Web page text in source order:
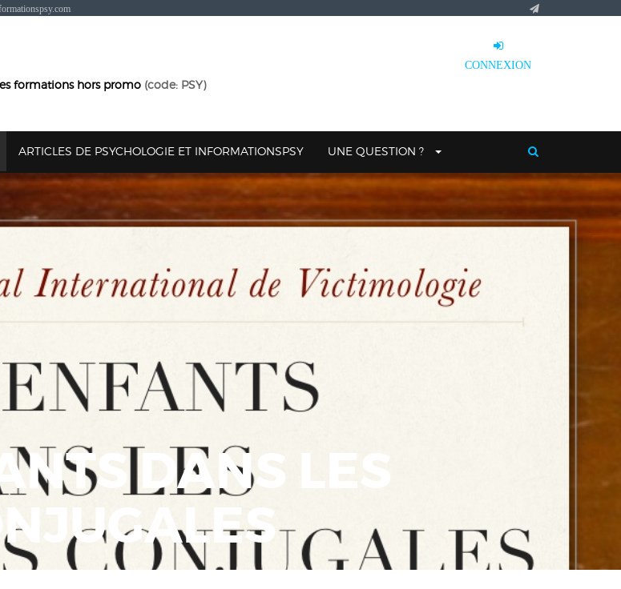
CONNEXION
formations hors promo (code: PSY)
ARTICLES DE PSYCHOLOGIE ET INFORMATIONSPSY UNE QUESTION ?
DANS LES